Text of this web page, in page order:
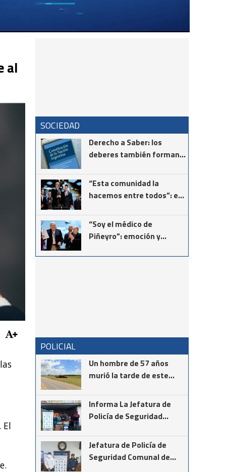
al
El
SOCIEDAD
Derecho a Saber: los
deberes también forman
“Esta comunidad la
hacemos entre todos”: el
Ricardo Moccero en la
Noche de Gala
“Soy el médico de
Piñeyro”: emoción y
reconocimiento al Dr.
POLICIAL
Un hombre de 57 años
murió la tarde de este
la instalación de cámaras
de seguridad en el cruce
de las rutas provinciales
67 y 85
Informa La Jefatura de
Policía de Seguridad
Suárez
Jefatura de Policía de
Seguridad Comunal de